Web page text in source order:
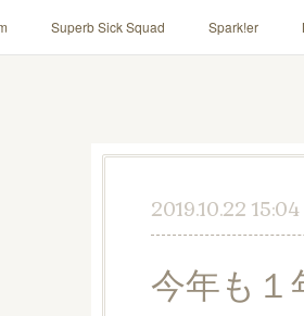
Superb Sick Squad Spark!er
2019.10.22 15:04
今年も